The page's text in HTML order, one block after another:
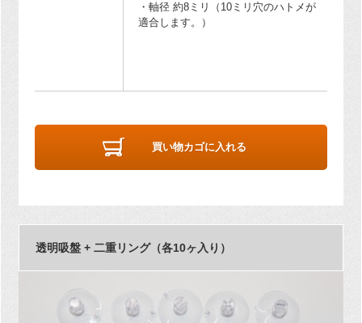
・軸径 約8ミリ（10ミリ穴のハトメが
適合します。）
買い物カゴに入れる
透明吸盤 + 二重リング（各10ヶ入り）